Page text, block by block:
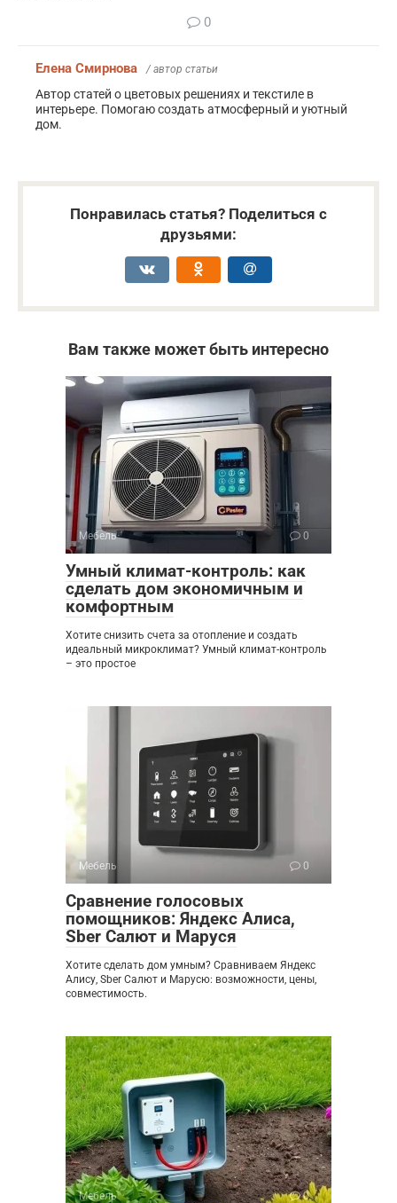
0
Елена Смирнова / автор статьи
Автор статей о цветовых решениях и текстиле в
интерьере. Помогаю создать атмосферный и уютный
дом.
Понравилась статья? Поделиться с
друзьями:
Вам также может быть интересно
Мебель 0
Умный климат-контроль: как
сделать дом экономичным и
комфортным
Хотите снизить счета за отопление и создать
идеальный микроклимат? Умный климат-контроль
– это простое
Мебель 0
Сравнение голосовых
помощников: Яндекс Алиса,
Sber Салют и Маруся
Хотите сделать дом умным? Сравниваем Яндекс
Алису, Sber Салют и Марусю: возможности, цены,
совместимость.
Мебель 0